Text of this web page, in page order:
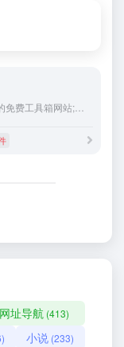
网址导航 (413)
小说 (233)